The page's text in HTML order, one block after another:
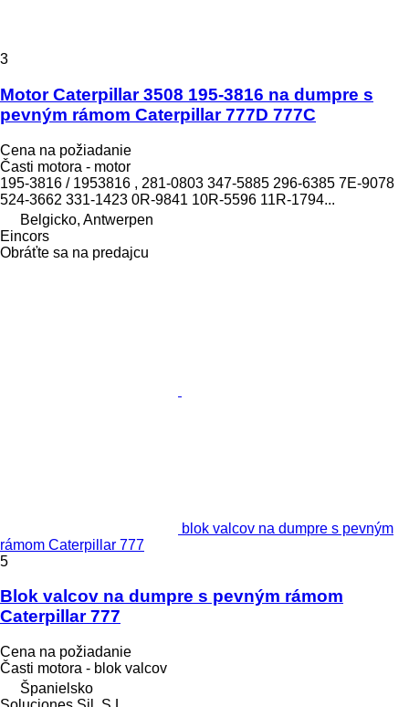
3
Motor Caterpillar 3508 195-3816 na dumpre s
pevným rámom Caterpillar 777D 777C
Cena na požiadanie
Časti motora - motor
195-3816 / 1953816 , 281-0803 347-5885 296-6385 7E-9078
524-3662 331-1423 0R-9841 10R-5596 11R-1794...
Belgicko, Antwerpen
Eincors
Obráťte sa na predajcu
blok valcov na dumpre s pevným
rámom Caterpillar 777
5
Blok valcov na dumpre s pevným rámom
Caterpillar 777
Cena na požiadanie
Časti motora - blok valcov
Španielsko